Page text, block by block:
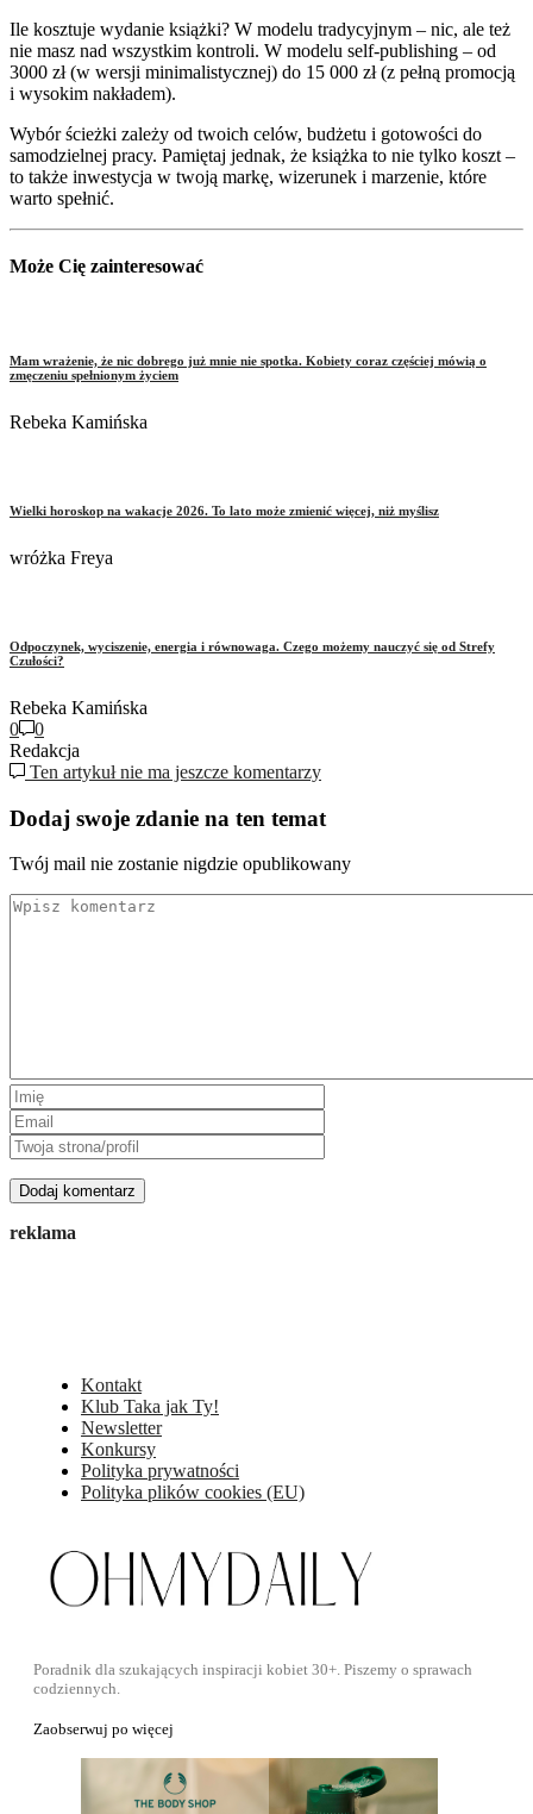
Ile kosztuje wydanie książki? W modelu tradycyjnym – nic, ale też
nie masz nad wszystkim kontroli. W modelu self-publishing – od
3000 zł (w wersji minimalistycznej) do 15 000 zł (z pełną promocją
i wysokim nakładem).
Wybór ścieżki zależy od twoich celów, budżetu i gotowości do
samodzielnej pracy. Pamiętaj jednak, że książka to nie tylko koszt –
to także inwestycja w twoją markę, wizerunek i marzenie, które
warto spełnić.
Może Cię zainteresować
Mam wrażenie, że nic dobrego już mnie nie spotka. Kobiety coraz częściej mówią o
zmęczeniu spełnionym życiem
Rebeka Kamińska
Wielki horoskop na wakacje 2026. To lato może zmienić więcej, niż myślisz
wróżka Freya
Odpoczynek, wyciszenie, energia i równowaga. Czego możemy nauczyć się od Strefy
Czułości?
Rebeka Kamińska
0
0
Redakcja
Ten artykuł nie ma jeszcze komentarzy
Dodaj swoje zdanie na ten temat
Twój mail nie zostanie nigdzie opublikowany
reklama
Kontakt
Klub Taka jak Ty!
Newsletter
Konkursy
Polityka prywatności
Polityka plików cookies (EU)
Poradnik dla szukających inspiracji kobiet 30+. Piszemy o sprawach
codziennych.
Zaobserwuj po więcej